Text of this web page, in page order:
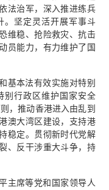
法治军，深入推进练兵
。坚定灵活开展军事斗
维稳、抢险救灾、抗击
员能力，有力维护了国
基本法有效实施对特别
别行政区维护国家安全
，推动香港进入由乱到
澳大湾区建设，支持港
稳定。贯彻新时代党解
、反干涉重大斗争，持
主席等党和国家领导人